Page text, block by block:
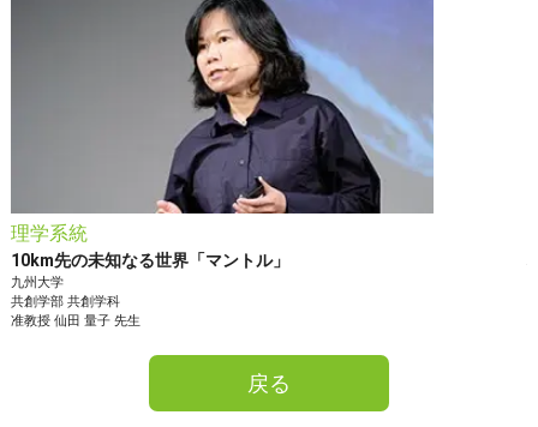
理学系統
10km先の未知なる世界「マントル」
九州大学
共創学部 共創学科
准教授 仙田 量子先生
戻る